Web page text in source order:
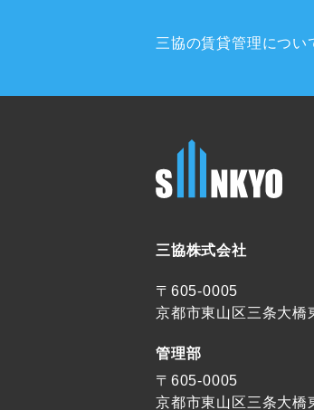
三協の賃貸管理につい
三協株式会社
〒605-0005
京都市東山区三条大橋
管理部
〒605-0005
京都市東山区三条大橋